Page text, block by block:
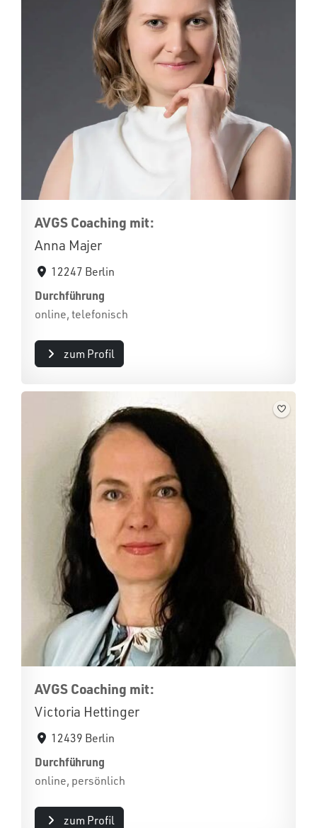
AVGS Coaching mit:
Anna Majer
12247 Berlin
Durchführung
online, telefonisch
zum Profil
AVGS Coaching mit:
Victoria Hettinger
12439 Berlin
Durchführung
online, persönlich
zum Profil